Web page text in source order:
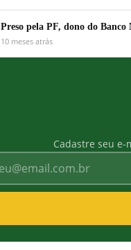
Preso pela PF, dono do
10 meses atrás
Cadastre seu